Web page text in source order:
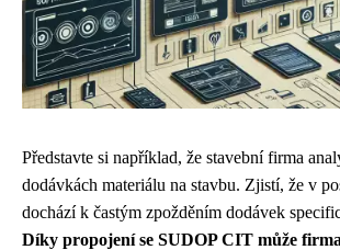
Představte si například, že stavební firma
dodávkách materiálu na stavbu. Zjistí, že v
dochází k častým zpožděním dodávek
Díky propojení se SUDOP CIT může